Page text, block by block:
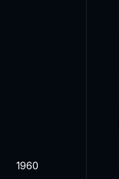
1960